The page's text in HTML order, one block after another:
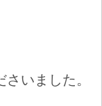
いました。